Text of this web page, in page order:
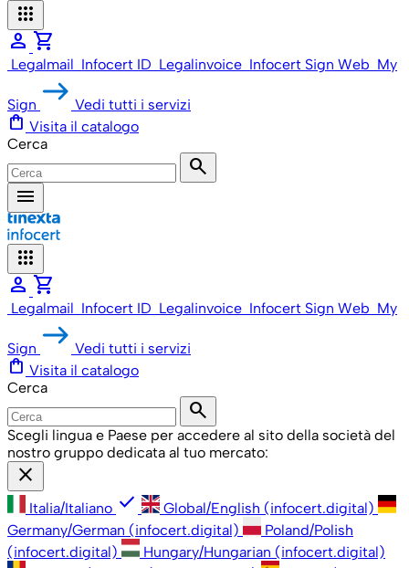
apps
person shopping_cart
Legalmail Infocert ID Legalinvoice Infocert Sign Web My
Sign Vedi tutti i servizi
shopping_bag Visita il catalogo
Cerca
search
menu
apps
person shopping_cart
Legalmail Infocert ID Legalinvoice Infocert Sign Web My
Sign Vedi tutti i servizi
shopping_bag Visita il catalogo
Cerca
search
Scegli lingua e Paese per accedere al sito della società del
nostro gruppo dedicata al tuo mercato:
close
Italia/Italiano check
Global/English (infocert.digital)
Germany/German (infocert.digital)
Poland/Polish
(infocert.digital)
Hungary/Hungarian (infocert.digital)